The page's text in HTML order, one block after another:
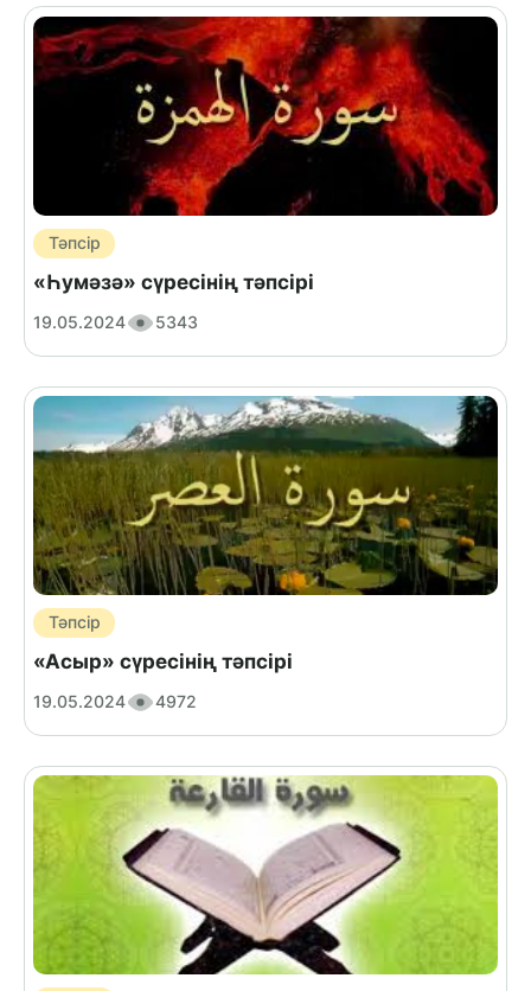
Тәпсір
«Һумәзә» сүресінің тәпсірі
19.05.2024 5343
Тәпсір
«Асыр» сүресінің тәпсірі
19.05.2024 4972